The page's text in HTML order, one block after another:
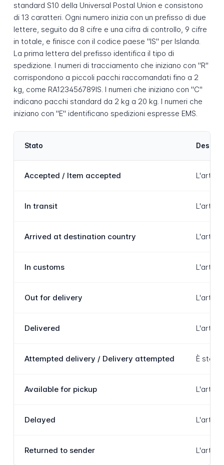
standard S10 della Universal Postal Union e consistono
di 13 caratteri. Ogni numero inizia con un prefisso di due
lettere, seguito da 8 cifre e una cifra di controllo, 9 cifre
in totale, e finisce con il codice paese "IS" per Islanda.
La prima lettera del prefisso identifica il tipo di
spedizione. I numeri di tracciamento che iniziano con "R"
corrispondono a piccoli pacchi raccomandati fino a 2
kg, come RA123456789IS. I numeri che iniziano con "C"
indicano pacchi standard da 2 kg a 20 kg. I numeri che
iniziano con "E" identificano spedizioni espresse EMS.
Stato
Accepted / Item accepted
In transit
Arrived at destination country
In customs
Out for delivery
Delivered
Attempted delivery / Delivery attempted È stato
Available for pickup
Delayed
Returned to sender